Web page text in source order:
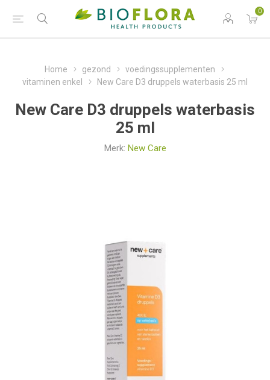
0
Home gezond
voedingssupplementen
vitaminen enkel
New Care D3 druppels waterbasis 25 ml
New Care D3 druppels waterbasis
25 ml
Merk: New Care